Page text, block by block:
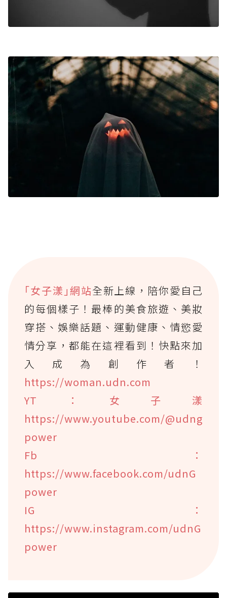
｢女子漾｣網站全新上線，陪你愛自己
的每個樣子！最棒的美食旅遊、美妝
穿搭、娛樂話題、運動健康、情慾愛
情分享，都能在這裡看到！快點來加
入成為創作者！
https://woman.udn.com
YT：女子漾
https://www.youtube.com/@udng
power
Fb：
https://www.facebook.com/udnG
power
IG：
https://www.instagram.com/udnG
power